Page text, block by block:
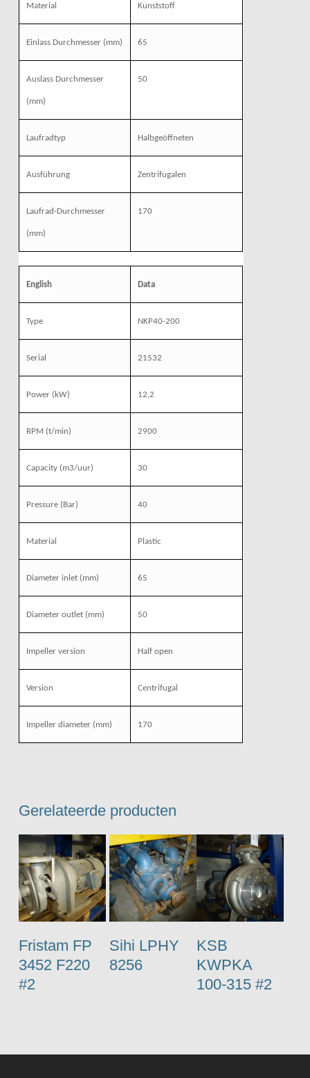
Material Kunststoff
Einlass Durchmesser(mm) 65
Auslass Durchmesser
(mm)
50
Laufradtyp Halbgeöffneten
Ausführung Zentrifugalen
Laufrad-Durchmesser
(mm)
170
English Data
Type NKP40-200
Serial 21532
Power(kW) 12,2
RPM (t/min) 2900
Capacity(m3/uur) 30
Pressure(Bar) 40
Material Plastic
Diameter inlet(mm) 65
Diameter outlet(mm) 50
Impeller version Half open
Version Centrifugal
Impeller diameter(mm) 170
Gerelateerde producten
Fristam FP
3452 F220
#2
Sihi LPHY
8256
KSB
KWPKA
100-315 #2